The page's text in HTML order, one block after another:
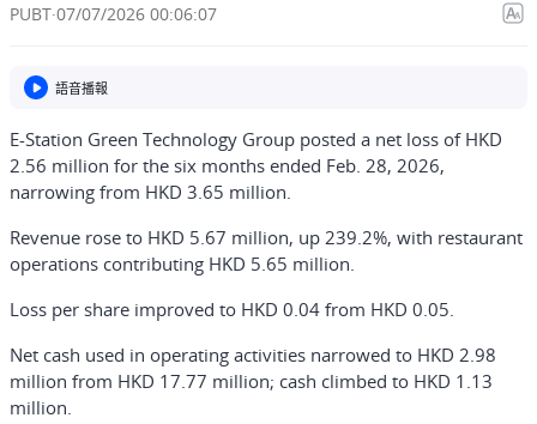
PUBT·07/07/2026 00:06:07
語音播報
E-Station Green Technology Group posted a net loss of HKD
2.56 million for the six months ended Feb. 28, 2026,
narrowing from HKD 3.65 million.
Revenue rose to HKD 5.67 million, up 239.2%, with restaurant
operations contributing HKD 5.65 million.
Loss per share improved to HKD 0.04 from HKD 0.05.
Net cash used in operating activities narrowed to HKD 2.98
million from HKD 17.77 million; cash climbed to HKD 1.13
million.